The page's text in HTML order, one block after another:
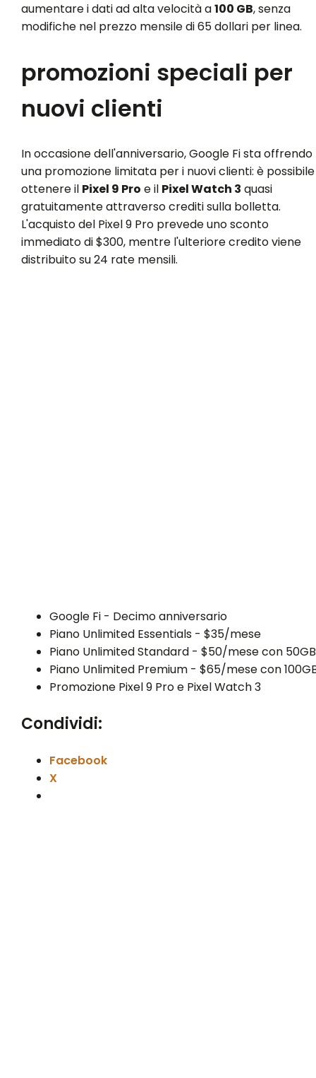
aumentare i dati ad alta velocità a100 GB, senza
modifiche nel prezzo mensile di 65 dollari per linea.
promozioni speciali per
nuovi clienti
In occasione dell'anniversario, Google Fi sta offrendo
una promozione limitata per i nuovi clienti: è possibile
ottenere il Pixel 9 Pro e il Pixel Watch 3 quasi
gratuitamente attraverso crediti sulla bolletta.
L'acquisto del Pixel 9 Pro prevede uno sconto
immediato di $300, mentre l'ulteriore credito viene
distribuito su 24 rate mensili.
Google Fi - Decimo anniversario
Piano Unlimited Essentials - $35/mese
Piano Unlimited Standard - $50/mese con 50GB
Piano Unlimited Premium - $65/mese con
Promozione Pixel 9 Pro e Pixel Watch 3
Condividi:
Facebook
X